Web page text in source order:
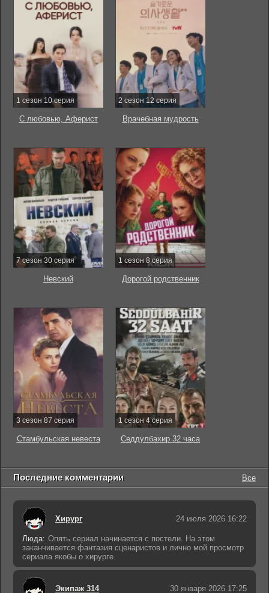
1 сезон 10 серия
С любовью, Аферист
2 сезон 12 серия
Врачебная мудрость
7 сезон 30 серия
Невский
1 сезон 8 серия
Дорогой родственник
3 сезон 87 серия
Стамбульская невеста
1 сезон 4 серия
Седдулбахир 32 часа
Последние комментарии Все
Хирург 24 июля 2026 16:22
Люда: Опять сериал начинается с постели. На этом
заканчивается фантазия сценаристов и лично мой просмотр
сериала якобы о хирурге.
Экипаж 314 30 января 2026 17:25